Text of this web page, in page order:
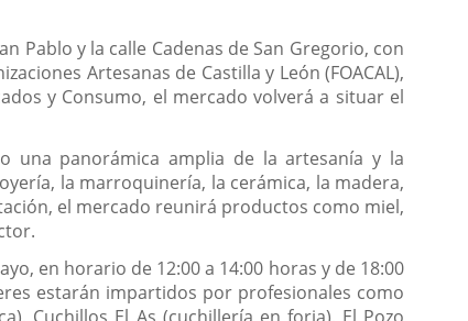
Pablo y la calle Cadenas de San Gregorio, con
Artesanas de Castilla y León (FOACAL),
y Consumo, el mercado volverá a situar el
una panorámica amplia de la artesanía y la
la marroquinería, la cerámica, la madera,
el mercado reunirá productos como miel,
en horario de 12:00 a 14:00 horas y de 18:00
estarán impartidos por profesionales como